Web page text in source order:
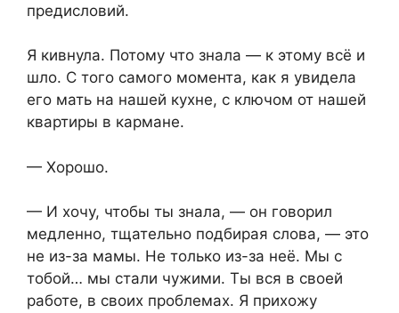
предисловий.
Я кивнула. Потому что знала — к этому всё и
шло. С того самого момента, как я увидела
его мать на нашей кухне, с ключом от нашей
квартиры в кармане.
— Хорошо.
— И хочу, чтобы ты знала, — он говорил
медленно, тщательно подбирая слова, — это
не из-за мамы. Не только из-за неё. Мы с
тобой… мы стали чужими. Ты вся в своей
работе, в своих проблемах. Я прихожу